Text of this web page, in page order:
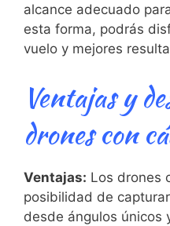
alcance adecuado
esta forma, podrás
vuelo y mejores
Ventajas y
drones ⁣con
Ventajas: Los drones
posibilidad de
‍desde ángulos únicos